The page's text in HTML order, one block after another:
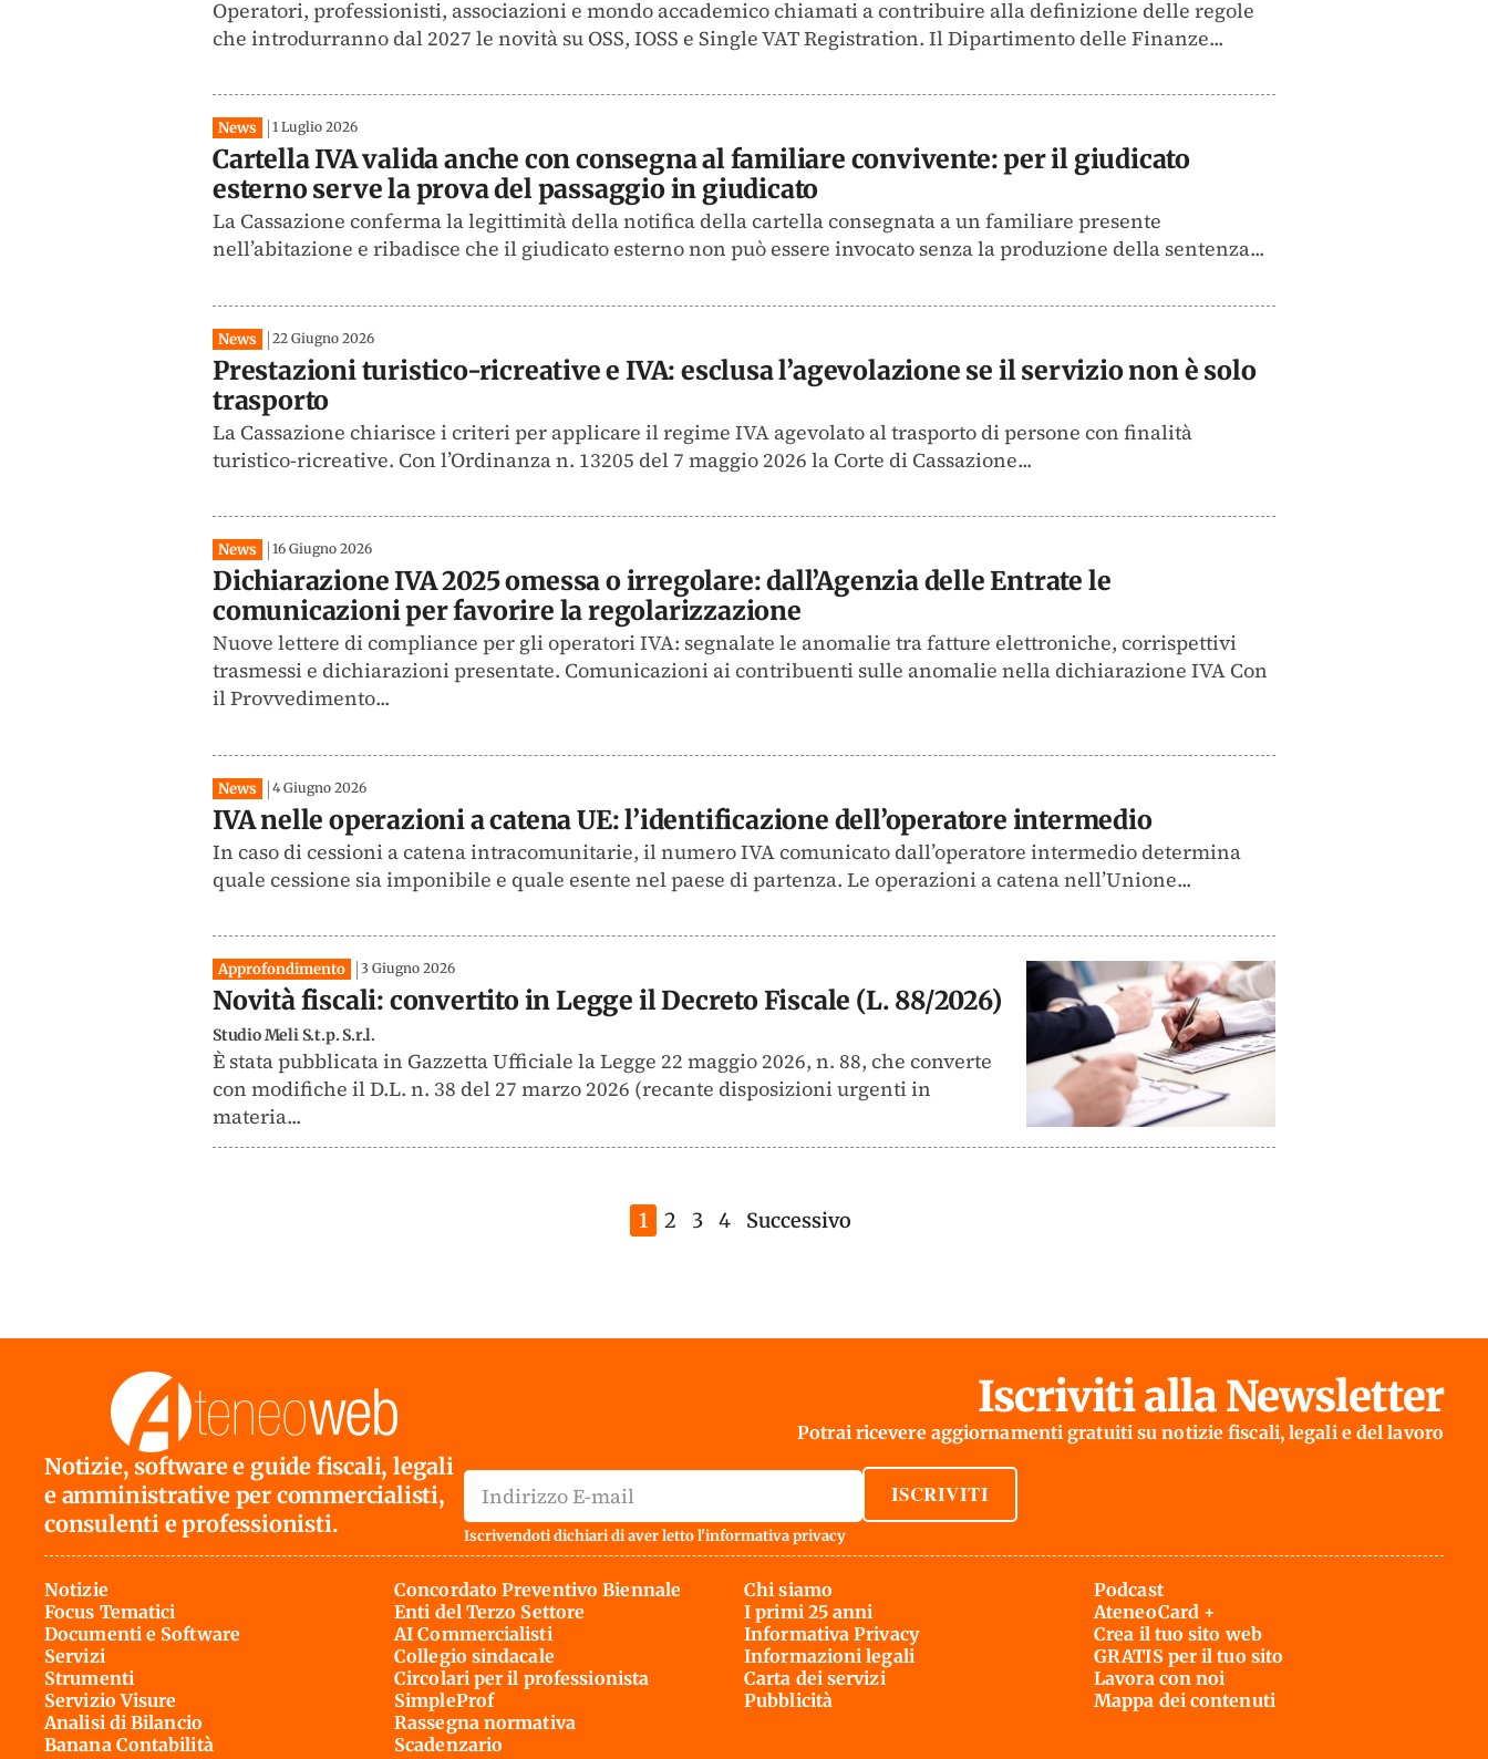
Operatori, professionisti, associazioni e mondo accademico chiamati a contribuire alla definizione delle regole
che introdurranno dal 2027 le novità su OSS, IOSS e Single VAT Registration. Il Dipartimento delle Finanze...
News 1 Luglio 2026
Cartella IVA valida anche con consegna al familiare convivente: per il giudicato
esterno serve la prova del passaggio in giudicato
La Cassazione conferma la legittimità della notifica della cartella consegnata a un familiare presente
nell’abitazione e ribadisce che il giudicato esterno non può essere invocato senza la produzione della sentenza...
News 22 Giugno 2026
Prestazioni turistico-ricreative e IVA: esclusa l’agevolazione se il servizio non è solo
trasporto
La Cassazione chiarisce i criteri per applicare il regime IVA agevolato al trasporto di persone con finalità
turistico-ricreative. Con l’Ordinanza n. 13205 del 7 maggio 2026 la Corte di Cassazione...
News 16 Giugno 2026
Dichiarazione IVA 2025 omessa o irregolare: dall’Agenzia delle Entrate le
comunicazioni per favorire la regolarizzazione
Nuove lettere di compliance per gli operatori IVA: segnalate le anomalie tra fatture elettroniche, corrispettivi
trasmessi e dichiarazioni presentate. Comunicazioni ai contribuenti sulle anomalie nella dichiarazione IVA Con
il Provvedimento...
News 4 Giugno 2026
IVA nelle operazioni a catena UE: l’identificazione dell’operatore intermedio
In caso di cessioni a catena intracomunitarie, il numero IVA comunicato dall’operatore intermedio determina
quale cessione sia imponibile e quale esente nel paese di partenza. Le operazioni a catena nell’Unione...
Approfondimento 3 Giugno 2026
Novità fiscali: convertito in Legge il Decreto Fiscale (L. 88/2026)
Studio Meli S.t.p. S.r.l.
È stata pubblicata in Gazzetta Ufficiale la Legge 22 maggio 2026, n. 88, che converte
con modifiche il D.L. n. 38 del 27 marzo 2026 (recante disposizioni urgenti in
materia...
1 2 3 4 Successivo
Notizie, software e guide fiscali, legali
e amministrative per commercialisti,
consulenti e professionisti.
Iscriviti alla Newsletter
Potrai ricevere aggiornamenti gratuiti su notizie fiscali, legali e del lavoro
ISCRIVITI
Iscrivendoti dichiari di aver letto l'informativa privacy
Notizie
Focus Tematici
Documenti e Software
Servizi
Strumenti
Servizio Visure
Analisi di Bilancio
Banana Contabilità
Concordato Preventivo Biennale
Enti del Terzo Settore
AI Commercialisti
Collegio sindacale
Circolari per il professionista
SimpleProf
Rassegna normativa
Scadenzario
Chi siamo
I primi 25 anni
Informativa Privacy
Informazioni legali
Carta dei servizi
Pubblicità
Podcast
AteneoCard +
Crea il tuo sito web
GRATIS per il tuo sito
Lavora con noi
Mappa dei contenuti